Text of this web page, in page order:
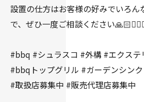
設置の仕方はお客様の好みでいろん
で、ぜひ一度ご相談ください
#bbq #シュラスコ #外構 #エクス
#bbqトップグリル #ガーデンシン
#取扱店募集中 #販売代理店募集中